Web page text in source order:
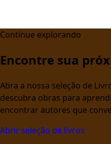
Continue explorando
Encontre sua
Abra a nossa seleção de
descubra obras para
encontrar autores que
Abrir seleção de livros